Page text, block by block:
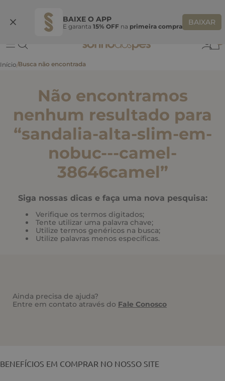
BAIXE O APP
E garanta 15% OFF na primeira compra BAIXAR
BEMVINDASONHO
Não encontramos
nenhum resultado para
“sandalia-alta-slim-em-
nobuc---camel-
38646camel”
Siga nossas dicas e faça uma nova pesquisa:
Verifique os termos digitados;
Tente utilizar uma palavra chave;
Utilize termos genéricos na busca;
Utilize palavras menos específicas.
Ainda precisa de ajuda?
Entre em contato através do Fale Conosco
BENEFÍCIOS EM COMPRAR NO NOSSO SITE